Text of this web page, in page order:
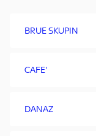
BRUE SKUPIN
CAFE'
DANAZ